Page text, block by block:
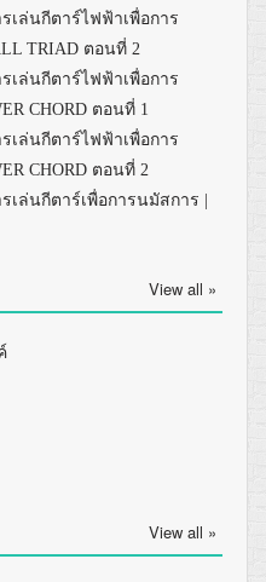
รเล่นกีตาร์ไฟฟ้าเพื่อการ
TRIAD ตอนที่ 2
รเล่นกีตาร์ไฟฟ้าเพื่อการ
CHORD ตอนที่ 1
รเล่นกีตาร์ไฟฟ้าเพื่อการ
CHORD ตอนที่ 2
เล่นกีตาร์เพื่อการนมัสการ |
View all »
View all »